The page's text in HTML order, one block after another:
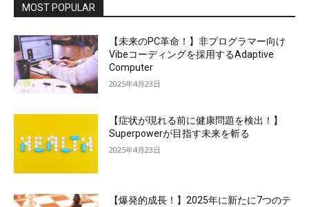
MOST POPULAR
【未来のPC革命！】非プログラマー向け
Vibeコーディングを採用するAdaptive
Computer
2025年4月23日
【症状が現れる前に健康問題を検出！】
Superpowerが目指す未来を斬る
2025年4月23日
【爆発的成長！】2025年に新たに7つのテ